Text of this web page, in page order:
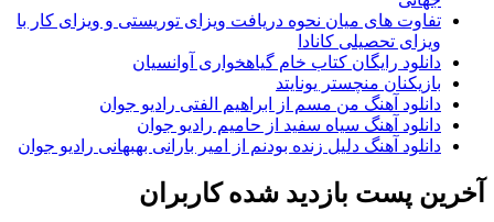
های میان نحوه دریافت ویزای توریستی و ویزای کار با
تحصیلی کانادا
رایگان کتاب خام گیاهخواری آوانسیان
منچستر یونایتد
آهنگ من مسم از ابراهیم الفتی رادیو جوان
آهنگ سیاه سفید از حامیم رادیو جوان
آهنگ دلیل زنده بودنم از امیر بارانی بهبهانی رادیو جوان
پست بازدید شده کاربران